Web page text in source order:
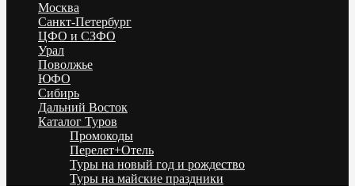
Низкие цены на путевки 3-7-10 ночей все включено, отдых на
море. Распродажа экскурсионных и горнолыжных туров.
Обновление каждый день. Официальный сайт Тур Сейл
Москва
Санкт-Петербург
ЦФО и СЗФО
Урал
Поволжье
ЮФО
Сибирь
Дальний Восток
Каталог Туров
Промокоды
Перелет+Отель
Туры на новый год и рождество
Туры на майские праздники